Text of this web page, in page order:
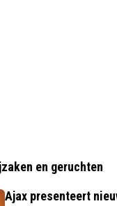
en geruchten
Ajax presenteert